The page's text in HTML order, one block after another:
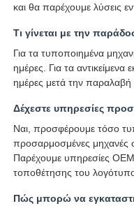
και θα παρέχουμε λύσεις
Τι γίνεται με την
Για τα τυποποιημένα
ημέρες. Για τα
ημέρες μετά την
Δέχεστε υπηρεσίες
Ναι, προσφέρουμε τόσο
προσαρμοσμένες μηχανές
Παρέχουμε υπηρεσίες
τοποθέτησης του
Πώς μπορώ να